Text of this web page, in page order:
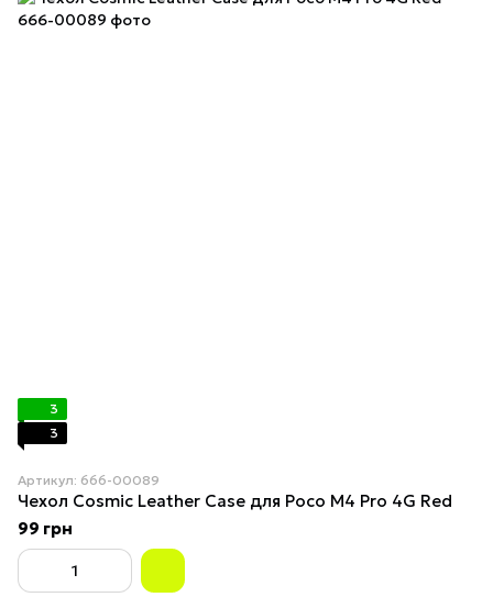
3
3
Артикул: 666-00089
Чехол Cosmiс Leather Case для Poco M4 Pro 4G Red
99 грн